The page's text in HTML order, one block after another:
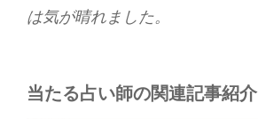
は気が晴れました。
当たる占い師の関連記事紹介